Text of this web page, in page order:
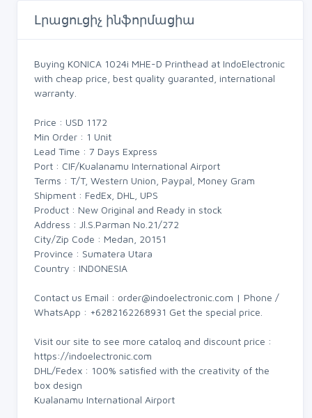
Լրացուցիչ ինֆորմացիա
Buying KONICA 1024i MHE-D Printhead at IndoElectronic
with cheap price, best quality guaranted, international
warranty.
Price : USD 1172
Min Order : 1 Unit
Lead Time : 7 Days Express
Port : CIF/Kualanamu International Airport
Terms : T/T, Western Union, Paypal, Money Gram
Shipment : FedEx, DHL, UPS
Product : New Original and Ready in stock
Address : Jl.S.Parman No.21/272
City/Zip Code : Medan, 20151
Province : Sumatera Utara
Country : INDONESIA
Contact us Email : order@indoelectronic.com | Phone /
WhatsApp : +6282162268931 Get the special price.
Visit our site to see more cataloq and discount price :
https://indoelectronic.com
DHL/Fedex : 100% satisfied with the creativity of the
box design
Kualanamu International Airport